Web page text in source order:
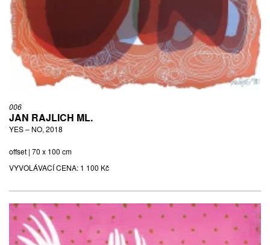
006
JAN RAJLICH ML.
YES – NO, 2018
offset | 70 x 100 cm
VYVOLÁVACÍ CENA: 1 100 Kč